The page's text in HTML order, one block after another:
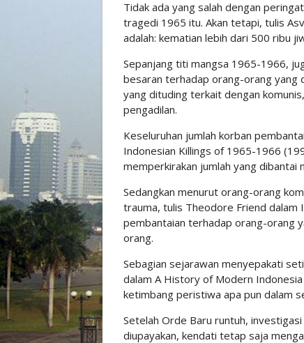
Tidak ada yang salah dengan
tragedi 1965 itu. Akan tetapi, tulis
adalah: kematian lebih dari 500 ribu
Sepanjang titi mangsa 1965-1966,
besaran terhadap orang-orang yang
yang dituding terkait dengan
pengadilan.
Keseluruhan jumlah korban
Indonesian Killings of 1965-1966
memperkirakan jumlah yang dibantai
Sedangkan menurut orang-orang
trauma, tulis Theodore Friend dalam
pembantaian terhadap orang-orang
orang.
Sebagian sejarawan menyepakati
dalam A History of Modern
ketimbang peristiwa apa pun dalam
Setelah Orde Baru runtuh,
diupayakan, kendati tetap saja